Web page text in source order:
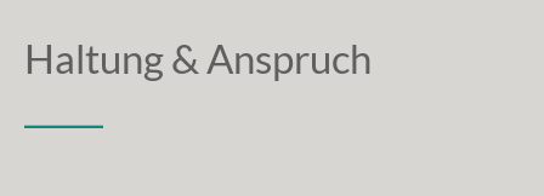
Haltung & Anspruch